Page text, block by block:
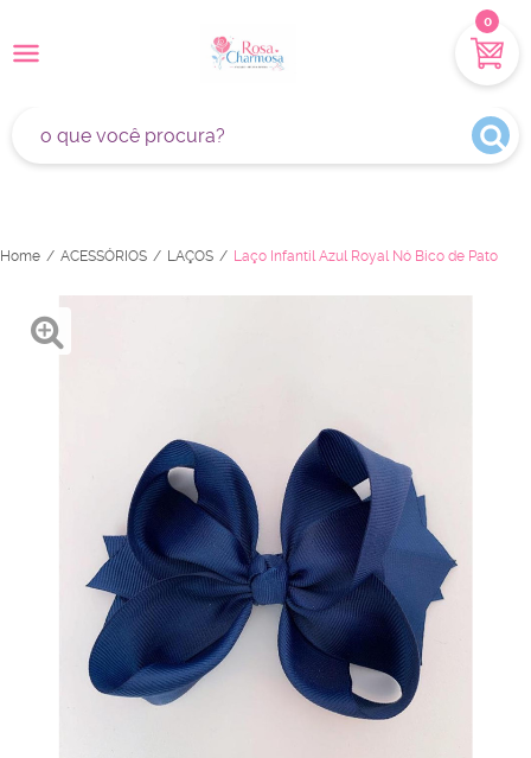
0
Home ACESSÓRIOS LAÇOS Laço Infantil Azul Royal Nó Bico de Pato